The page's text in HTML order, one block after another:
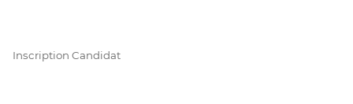
Inscription Candidat